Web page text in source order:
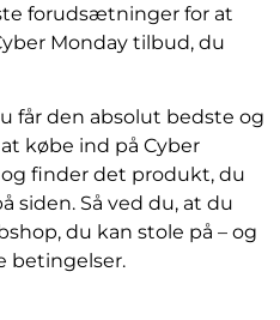
forudsætninger for at
Monday tilbud, du
får den absolut bedste og
købe ind på Cyber
finder det produkt, du
siden. Så ved du, at du
du kan stole på – og
betingelser.